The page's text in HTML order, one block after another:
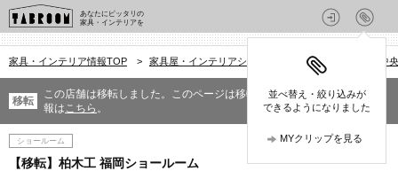
あなたにピッタリの
家具・インテリアを
並べ替え・絞り込みが
できるようになりました
MYクリップを見る
家具・インテリア情報TOP > 家具屋・インテリアショップを探す > 中
移転
この店舗は移転しました。このページは移転前の情報です。移転先の情
報はこちら 。
ショールーム
【移転】柏木工 福岡ショールーム